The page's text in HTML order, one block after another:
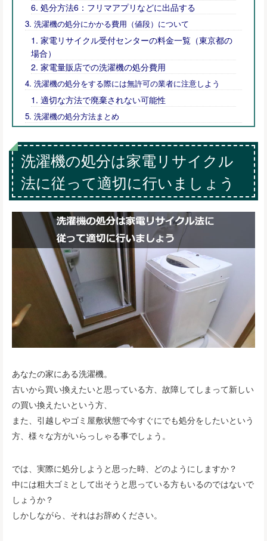
処分方法6：フリマアプリなどに出品する
洗濯機の処分にかかる費用（値段）について
家電リサイクル受付センターの料金一覧（東京都の
場合）
家電量販店での洗濯機の処分費用
洗濯機の処分をする際には無許可の業者に注意しよう
適切な方法で廃棄されない可能性
洗濯機の処分方法まとめ
洗濯機の処分は家電リサイクル
法に従って適切に行いましょう
あなたの家にある洗濯機。
古いから買い換えたいと思っている方、故障してしまって新しい
の買い換えたいという方、
また、引越しやゴミ屋敷状態で今すぐにでも処分をしたいという
方、様々な方がいらっしゃる事でしょう。
では、実際に処分しようと思った時、どのようにしますか？
中には粗大ゴミとして出そうと思っている方もいるのではないで
しょうか？
しかしながら、それはお辞めください。